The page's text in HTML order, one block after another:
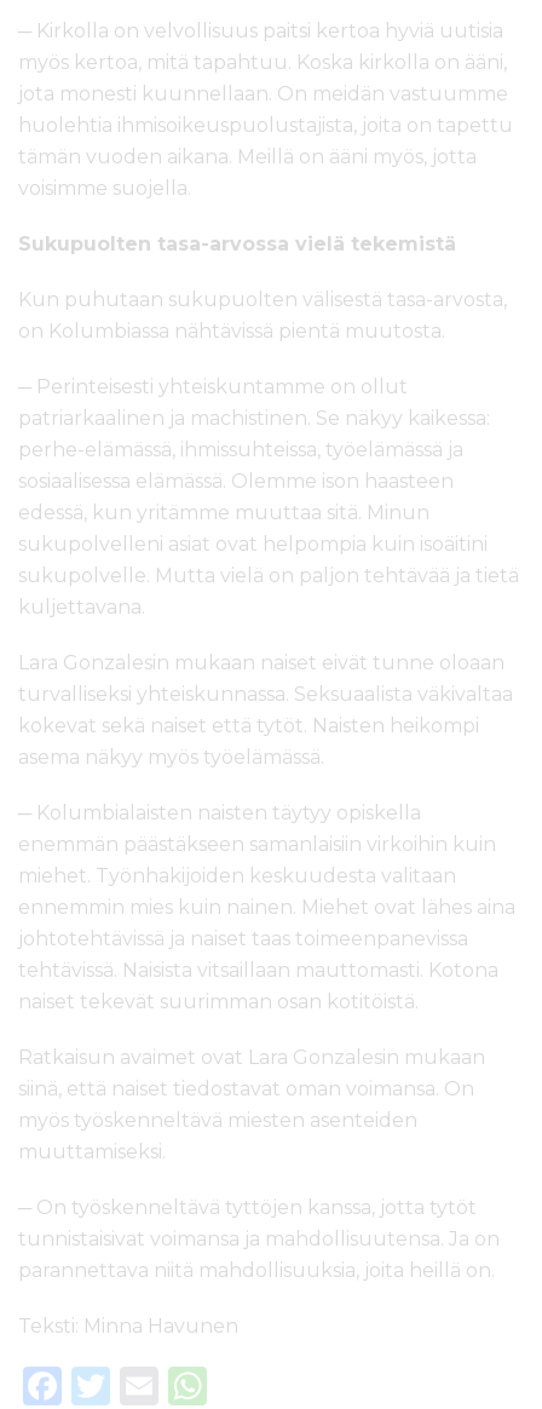
─ Kirkolla on velvollisuus paitsi kertoa hyviä uutisia
myös kertoa, mitä tapahtuu. Koska kirkolla on ääni,
jota monesti kuunnellaan. On meidän vastuumme
huolehtia ihmisoikeuspuolustajista, joita on tapettu
tämän vuoden aikana. Meillä on ääni myös, jotta
voisimme suojella.
Sukupuolten tasa-arvossa vielä tekemistä
Kun puhutaan sukupuolten välisestä tasa-arvosta,
on Kolumbiassa nähtävissä pientä muutosta.
─ Perinteisesti yhteiskuntamme on ollut
patriarkaalinen ja machistinen. Se näkyy kaikessa:
perhe-elämässä, ihmissuhteissa, työelämässä ja
sosiaalisessa elämässä. Olemme ison haasteen
edessä, kun yritämme muuttaa sitä. Minun
sukupolvelleni asiat ovat helpompia kuin isoäitini
sukupolvelle. Mutta vielä on paljon tehtävää ja tietä
kuljettavana.
Lara Gonzalesin mukaan naiset eivät tunne oloaan
turvalliseksi yhteiskunnassa. Seksuaalista väkivaltaa
kokevat sekä naiset että tytöt. Naisten heikompi
asema näkyy myös työelämässä.
─ Kolumbialaisten naisten täytyy opiskella
enemmän päästäkseen samanlaisiin virkoihin kuin
miehet. Työnhakijoiden keskuudesta valitaan
ennemmin mies kuin nainen. Miehet ovat lähes aina
johtotehtävissä ja naiset taas toimeenpanevissa
tehtävissä. Naisista vitsaillaan mauttomasti. Kotona
naiset tekevät suurimman osan kotitöistä.
Ratkaisun avaimet ovat Lara Gonzalesin mukaan
siinä, että naiset tiedostavat oman voimansa. On
myös työskenneltävä miesten asenteiden
muuttamiseksi.
─ On työskenneltävä tyttöjen kanssa, jotta tytöt
tunnistaisivat voimansa ja mahdollisuutensa. Ja on
parannettava niitä mahdollisuuksia, joita heillä on.
Teksti: Minna Havunen
F
T
E